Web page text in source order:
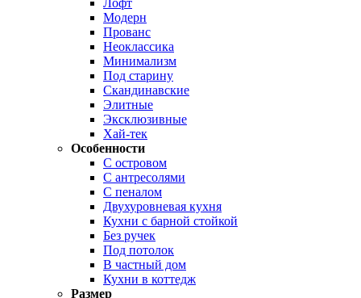
Лофт
Модерн
Прованс
Неоклассика
Минимализм
Под старину
Скандинавские
Элитные
Эксклюзивные
Хай-тек
Особенности
С островом
С антресолями
С пеналом
Двухуровневая кухня
Кухни с барной стойкой
Без ручек
Под потолок
В частный дом
Кухни в коттедж
Размер